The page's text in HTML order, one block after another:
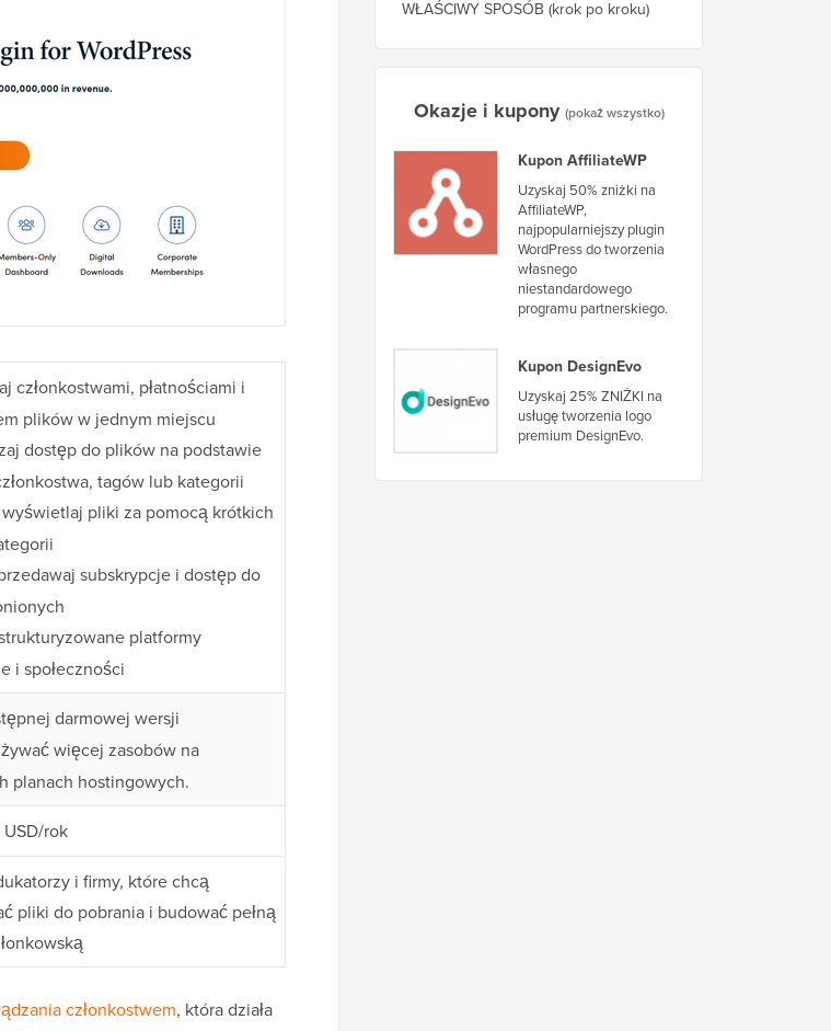
członkostwami, płatnościami i
plików w jednym miejscu
dostęp do plików na podstawie
tagów lub kategorii
pliki za pomocą krótkich
subskrypcje i dostęp do
platformy
i społeczności
darmowej wersji
więcej zasobów na
planach hostingowych.
rok
i firmy, które chcą
pliki do pobrania i budować pełną
członkostwem, która działa
WŁAŚCIWY SPOSÓB (krok po kroku)
Okazje i kupony (pokaż wszystko)
Kupon AffiliateWP
Uzyskaj 50% zniżki na
AffiliateWP,
najpopularniejszy plugin
WordPress do tworzenia
własnego
niestandardowego
programu partnerskiego.
Kupon DesignEvo
Uzyskaj 25% ZNIŻKI na
usługę tworzenia logo
premium DesignEvo.